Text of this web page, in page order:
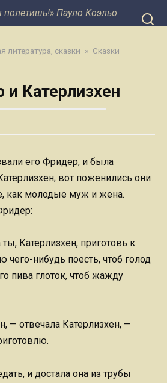
полетишь!» Пауло Коэльо
литература, сказки » Сказки
и Катерлизхен
его Фридер, и была
вот поженились они
как молодые муж и жена.
Катерлизхен, приготовь к
нибудь поесть, чтоб голод
пива глоток, чтоб жажду
— отвечала Катерлизхен, —
и достала она из трубы